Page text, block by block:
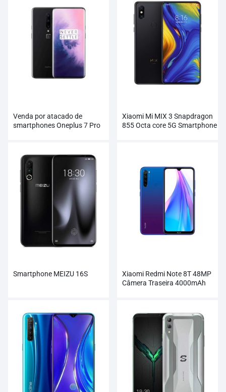
Venda por atacado de
smartphones Oneplus 7 Pro
Xiaomi Mi MIX 3 Snapdragon
855 Octa core 5G Smartphone
Smartphone MEIZU 16S
Xiaomi Redmi Note 8T 48MP
Câmera Traseira 4000mAh